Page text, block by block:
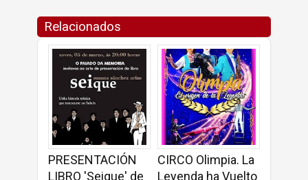
Relacionados
PRESENTACIÓN
LIBRO 'Seique' de
CIRCO Olimpia. La
Leyenda ha Vuelto